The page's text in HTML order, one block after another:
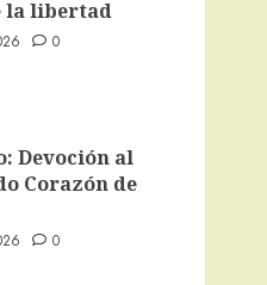
la libertad
0
Devoción al
Corazón de
0